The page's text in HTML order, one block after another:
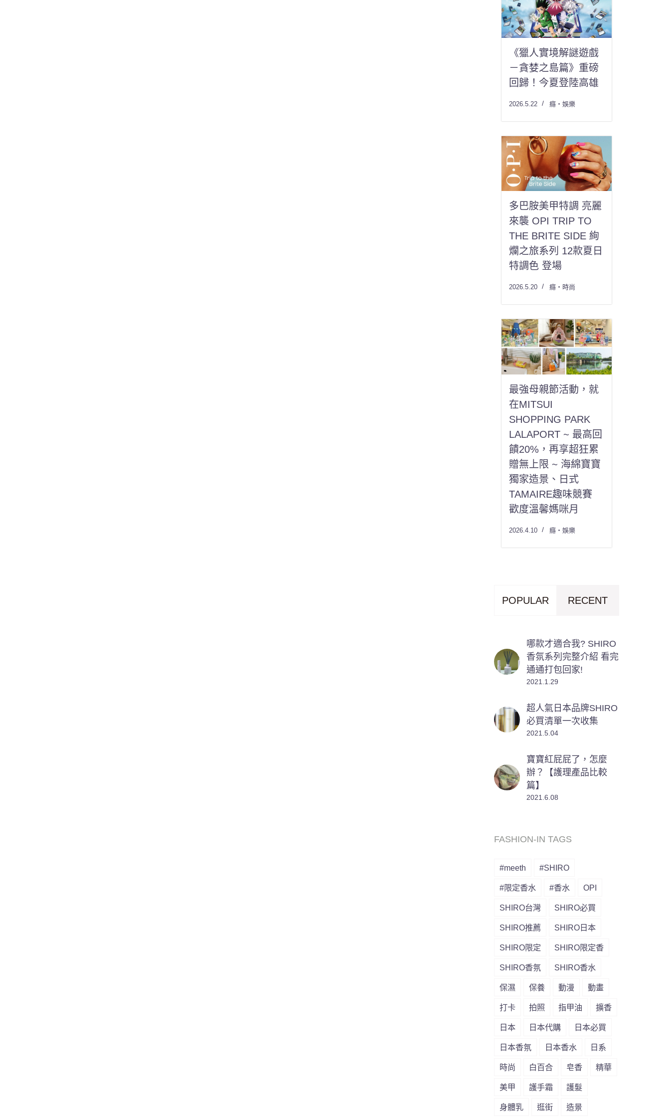
《獵人實境解謎遊戲
－貪婪之島篇》重磅
回歸！今夏登陸高雄
2026.5.22 癮・娛樂
多巴胺美甲特調 亮麗
來襲 OPI TRIP TO
THE BRITE SIDE 絢
爛之旅系列 12款夏日
特調色 登場
2026.5.20 癮・時尚
最強母親節活動，就
在MITSUI
SHOPPING PARK
LALAPORT ~ 最高回
饋20%，再享超狂累
贈無上限 ~ 海綿寶寶
獨家造景、日式
TAMAIRE趣味競賽
歡度溫馨媽咪月
2026.4.10 癮・娛樂
POPULAR RECENT
哪款才適合我? SHIRO
香氛系列完整介紹 看完
通通打包回家!
2021.1.29
超人氣日本品牌SHIRO
必買清單一次收集
2021.5.04
寶寶紅屁屁了，怎麼
辦？【護理產品比較
篇】
2021.6.08
FASHION-IN TAGS
#meeth #SHIRO
#限定香水 #香水 OPI
SHIRO台灣 SHIRO必買
SHIRO推薦 SHIRO日本
SHIRO限定 SHIRO限定香
SHIRO香氛 SHIRO香水
保濕 保養 動漫 動畫
打卡 拍照 指甲油 擴香
日本 日本代購 日本必買
日本香氛 日本香水 日系
時尚 白百合 皂香 精華
美甲 護手霜 護髮
身體乳 逛街 造景